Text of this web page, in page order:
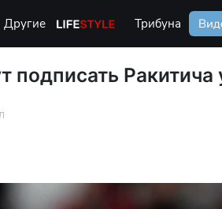
Другие Life Style Трибуна
подписать